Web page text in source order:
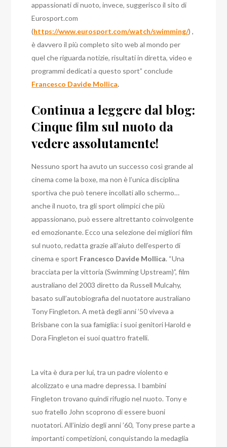
appassionati di nuoto, invece, suggerisco il sito di
Eurosport.com
(https://www.eurosport.com/watch/swimming/) ,
è davvero il più completo sito web al mondo per
quel che riguarda notizie, risultati in diretta, video e
programmi dedicati a questo sport” conclude
Francesco Davide Mollica.
Continua a leggere dal blog:
Cinque film sul nuoto da
vedere assolutamente!
Nessuno sport ha avuto un successo così grande al
cinema come la boxe, ma non è l’unica disciplina
sportiva che può tenere incollati allo schermo…
anche il nuoto, tra gli sport olimpici che più
appassionano, può essere altrettanto coinvolgente
ed emozionante. Ecco una selezione dei migliori film
sul nuoto, redatta grazie all’aiuto dell’esperto di
cinema e sport Francesco Davide Mollica. “Una
bracciata per la vittoria (Swimming Upstream)”, film
australiano del 2003 diretto da Russell Mulcahy,
basato sull’autobiografia del nuotatore australiano
Tony Fingleton. A metà degli anni ’50 viveva a
Brisbane con la sua famiglia: i suoi genitori Harold e
Dora Fingleton ei suoi quattro fratelli.
La vita è dura per lui, tra un padre violento e
alcolizzato e una madre depressa. I bambini
Fingleton trovano quindi rifugio nel nuoto. Tony e
suo fratello John scoprono di essere buoni
nuotatori. All’inizio degli anni ’60, Tony prese parte a
importanti competizioni, conquistando la medaglia